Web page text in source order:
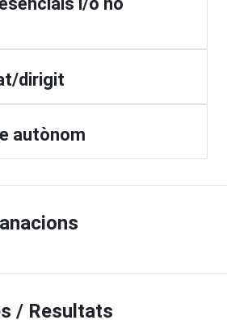
dirigit
autònom
/ Resultats